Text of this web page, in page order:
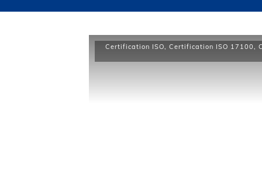
Certification ISO, Certification ISO 17100,